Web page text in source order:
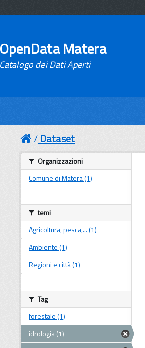
OpenData Matera
Catalogo dei Dati Aperti
Dataset
Organizzazioni
Comune di Matera (1)
temi
Agricoltura, pesca,... (1)
Ambiente (1)
Regioni e città (1)
Tag
forestale (1)
idrologia (1)